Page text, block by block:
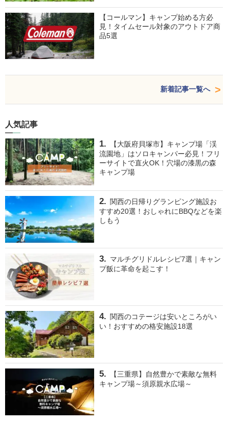
【コールマン】キャンプ始める方必
見！タイムセール対象のアウトドア商
品5選
新着記事一覧へ
人気記事
【大阪府貝塚市】キャンプ場「渓
流園地」はソロキャンパー必見！フリ
ーサイトで直火OK！穴場の漆黒の森
キャンプ場
関西の日帰りグランピング施設お
すすめ20選！おしゃれにBBQなどを楽
しもう
マルチグリドルレシピ7選｜キャン
プ飯に革命を起こす！
関西のコテージは安いところがい
い！おすすめの格安施設18選
【三重県】自然豊かで素敵な無料
キャンプ場～須原親水広場～